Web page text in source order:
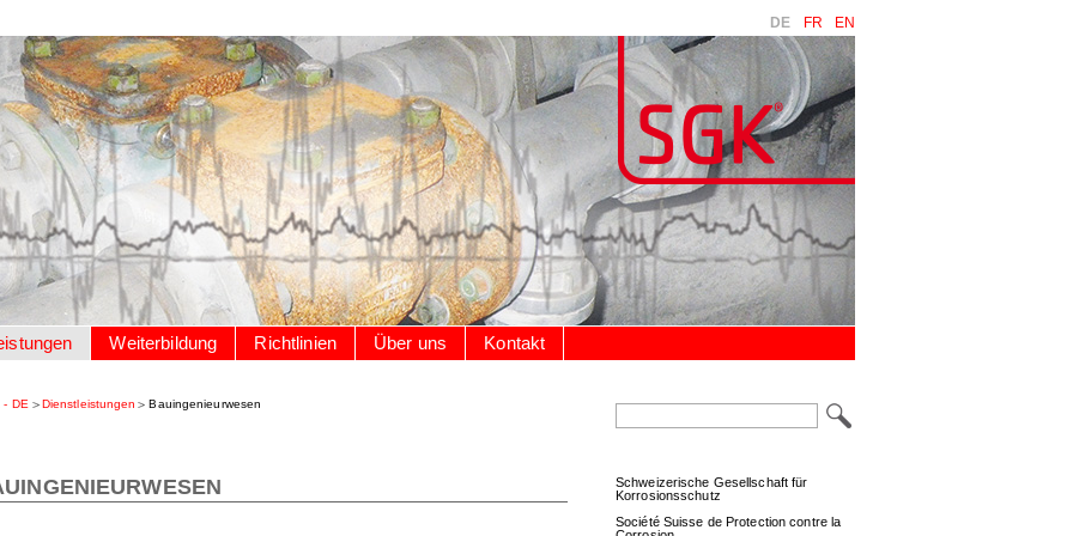
DE FR EN
Weiterbildung Richtlinien Über uns Kontakt
- DE Dienstleistungen Bauingenieurwesen Suchbegriffe
Schweizerische Gesellschaft für
Korrosionsschutz
Société Suisse de Protection contre la